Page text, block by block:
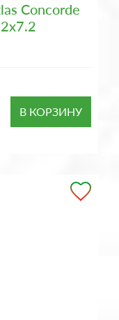
Concorde
В КОРЗИНУ